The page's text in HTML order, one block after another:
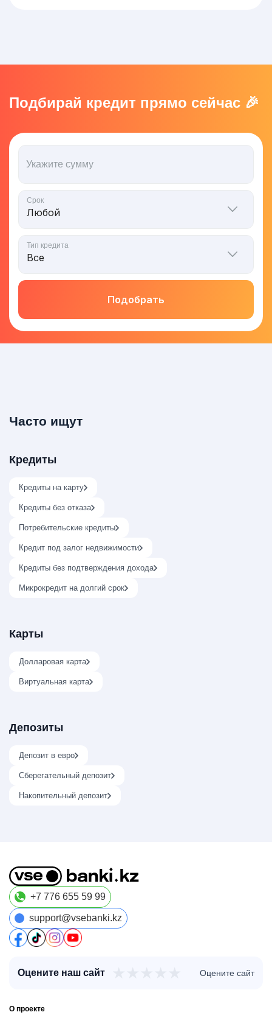
Подбирай кредит прямо сейчас 🎉
Укажите сумму
Срок
Тип кредита
Подобрать
Часто ищут
Кредиты
Кредиты на карту
Кредиты без отказа
Потребительские кредиты
Кредит под залог недвижимости
Кредиты без подтверждения дохода
Микрокредит на долгий срок
Карты
Долларовая карта
Виртуальная карта
Депозиты
Депозит в евро
Сберегательный депозит
Накопительный депозит
+7 776 655 59 99
support@vsebanki.kz
Оцените наш сайт Оцените сайт
О проекте